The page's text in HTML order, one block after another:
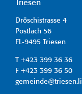
Triesen
Dröschistrasse 4
Postfach 56
FL-9495 Triesen
T +423 399 36 36
F +423 399 36 50
gemeinde@triesen.li